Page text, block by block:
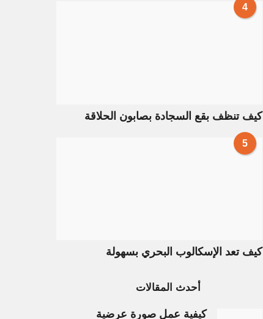
4
كيف تنظف بقع السجادة بصابون الحلاقة
5
كيف تعد الإسكالوب البحري بسهولة
أحدث المقالات
كيفية عمل صورة عرضية